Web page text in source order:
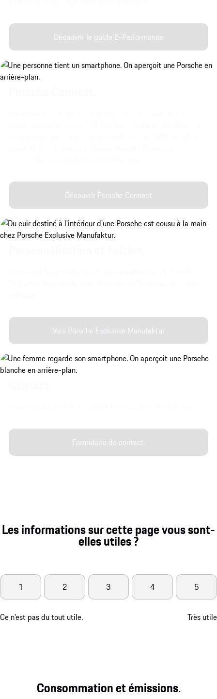
Découvrir le guide E-Performance
Découvrir Porsche Connect
Vers Porsche Exclusive Manufaktur
Formulaire de contact.
Les informations sur cette page vous sont-
elles utiles ?
Ce n'est pas du tout utile.
1 2 3 4 5
Très utile
Consommation et émissions.